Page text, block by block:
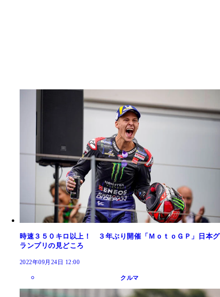
時速３５０キロ以上！ ３年ぶり開催「ＭｏｔｏＧＰ」日本グ
ランプリの見どころ
2022年09月24日 12:00
クルマ